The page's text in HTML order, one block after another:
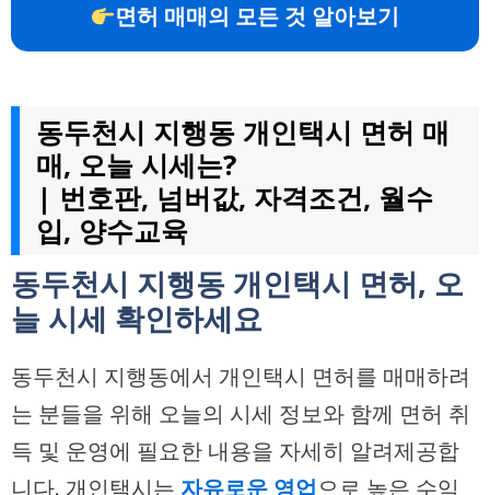
면허 매매의 모든 것 알아보기
동두천시 지행동 개인택시 면허 매
매, 오늘 시세는?
| 번호판, 넘버값, 자격조건, 월수
입, 양수교육
동두천시 지행동 개인택시 면허, 오
늘 시세 확인하세요
동두천시 지행동에서 개인택시 면허를 매매하려
는 분들을 위해 오늘의 시세 정보와 함께 면허 취
득 및 운영에 필요한 내용을 자세히 알려제공합
니다. 개인택시는 자유로운 영업으로 높은 수익